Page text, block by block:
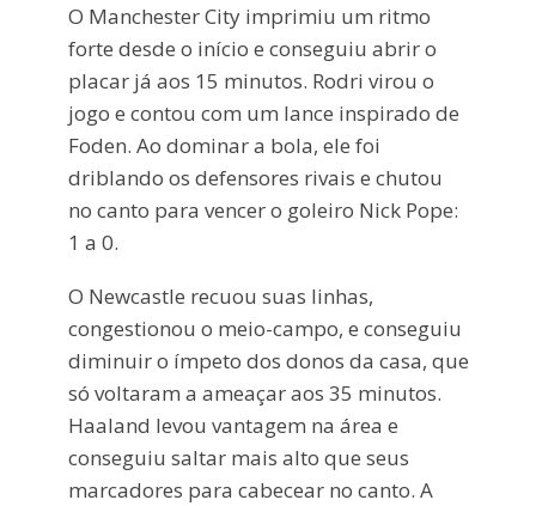
O Manchester City imprimiu um ritmo
forte desde o início e conseguiu abrir o
placar já aos 15 minutos. Rodri virou o
jogo e contou com um lance inspirado de
Foden. Ao dominar a bola, ele foi
driblando os defensores rivais e chutou
no canto para vencer o goleiro Nick Pope:
1 a 0.
O Newcastle recuou suas linhas,
congestionou o meio-campo, e conseguiu
diminuir o ímpeto dos donos da casa, que
só voltaram a ameaçar aos 35 minutos.
Haaland levou vantagem na área e
conseguiu saltar mais alto que seus
marcadores para cabecear no canto. A